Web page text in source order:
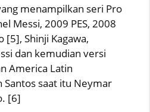
menampilkan seri Pro
Messi, 2009 PES, 2008
[5], Shinji Kagawa,
dan kemudian versi
America Latin
saat itu Neymar
[6]